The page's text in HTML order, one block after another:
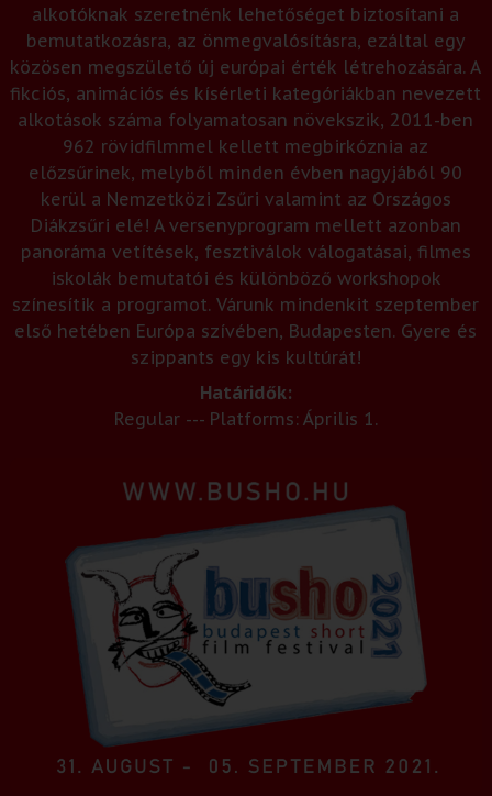
alkotóknak szeretnénk lehetőséget biztosítani a
bemutatkozásra, az önmegvalósításra, ezáltal egy
közösen megszülető új európai érték létrehozására. A
fikciós, animációs és kísérleti kategóriákban nevezett
alkotások száma folyamatosan növekszik, 2011-ben
962 rövidfilmmel kellett megbirkóznia az
előzsűrinek, melyből minden évben nagyjából 90
kerül a Nemzetközi Zsűri valamint az Országos
Diákzsűri elé! A versenyprogram mellett azonban
panoráma vetítések, fesztiválok válogatásai, filmes
iskolák bemutatói és különböző workshopok
színesítik a programot. Várunk mindenkit szeptember
első hetében Európa szívében, Budapesten. Gyere és
szippants egy kis kultúrát!
Határidők:
Regular --- Platforms: Április 1.